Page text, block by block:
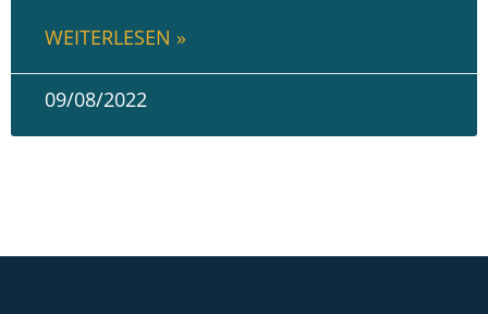
WEITERLESEN »
09/08/2022